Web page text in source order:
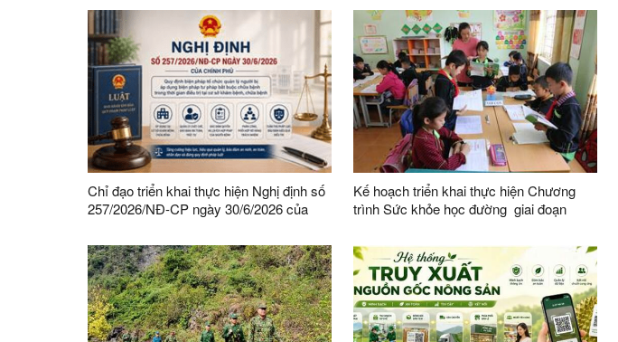
Chỉ đạo triển khai thực hiện Nghị định số
257/2026/NĐ-CP ngày 30/6/2026 của
dụng biện pháp tư pháp bắt buộc chữa
bệnh
Kế hoạch triển khai thực hiện Chương
trình Sức khỏe học đường giai đoạn